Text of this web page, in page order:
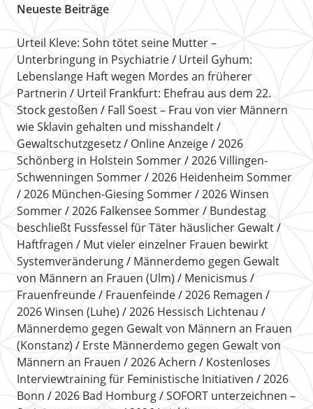
Neueste Beiträge
Urteil Kleve: Sohn tötet seine Mutter –
Unterbringung in Psychiatrie
Urteil Gyhum:
Lebenslange Haft wegen Mordes an früherer
Partnerin
Urteil Frankfurt: Ehefrau aus dem 22.
Stock gestoßen
Fall Soest – Frau von vier Männern
wie Sklavin gehalten und misshandelt
Gewaltschutzgesetz
Online Anzeige
2026
Schönberg in Holstein Sommer
2026 Villingen-
Schwenningen Sommer
2026 Heidenheim Sommer
2026 München-Giesing Sommer
2026 Winsen
Sommer
2026 Falkensee Sommer
Bundestag
beschließt Fussfessel für Täter häuslicher Gewalt
Haftfragen
Mut vieler einzelner Frauen bewirkt
Systemveränderung
Männerdemo gegen Gewalt
von Männern an Frauen (Ulm)
Menicismus
Frauenfreunde
Frauenfeinde
2026 Remagen
2026 Winsen (Luhe)
2026 Hessisch Lichtenau
Männerdemo gegen Gewalt von Männern an Frauen
(Konstanz)
Erste Männerdemo gegen Gewalt von
Männern an Frauen
2026 Achern
Kostenloses
Interviewtraining für Feministische Initiativen
2026
Bonn
2026 Bad Homburg
SOFORT unterzeichnen –